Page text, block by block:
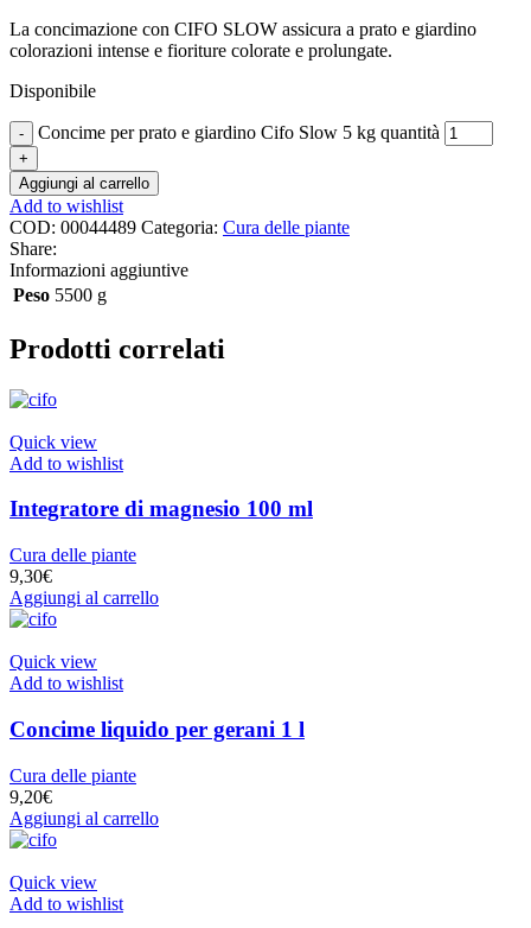
La concimazione con CIFO SLOW assicura a prato e giardino
colorazioni intense e fioriture colorate e prolungate.
Disponibile
Concime per prato e giardino Cifo Slow 5 kg quantità
Aggiungi al carrello
Add to wishlist
COD: 00044489 Categoria: Cura delle piante
Share:
Informazioni aggiuntive
Peso 5500 g
Prodotti correlati
Quick view
Add to wishlist
Integratore di magnesio 100 ml
Cura delle piante
9,30€
Aggiungi al carrello
Quick view
Add to wishlist
Concime liquido per gerani 1 l
Cura delle piante
9,20€
Aggiungi al carrello
Quick view
Add to wishlist